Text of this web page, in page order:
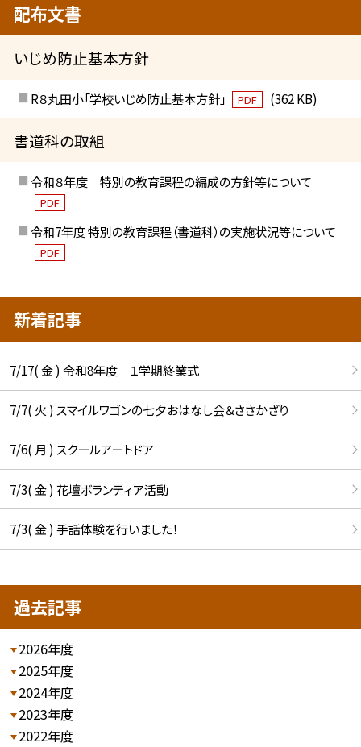
配布文書
いじめ防止基本方針
R８丸田小「学校いじめ防止基本方針」 PDF (362 KB)
書道科の取組
令和８年度 特別の教育課程の編成の方針等について
PDF
令和7年度 特別の教育課程（書道科）の実施状況等について
PDF
新着記事
7/17( 金 ) 令和8年度 １学期終業式
7/7( 火 ) スマイルワゴンの七夕おはなし会＆ささかざり
7/6( 月 ) スクールアートドア
7/3( 金 ) 花壇ボランティア活動
7/3( 金 ) 手話体験を行いました！
過去記事
2026年度
2025年度
2024年度
2023年度
2022年度